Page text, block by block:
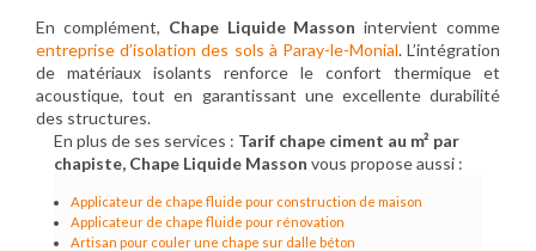
En complément, Chape Liquide Masson intervient comme
entreprise d’isolation des sols à Paray-le-Monial. L’intégration
de matériaux isolants renforce le confort thermique et
acoustique, tout en garantissant une excellente durabilité
des structures.
En plus de ses services : Tarif chape ciment au m² par
chapiste, Chape Liquide Masson vous propose aussi :
Applicateur de chape fluide pour construction de maison
Applicateur de chape fluide pour rénovation
Artisan pour couler une chape sur dalle béton